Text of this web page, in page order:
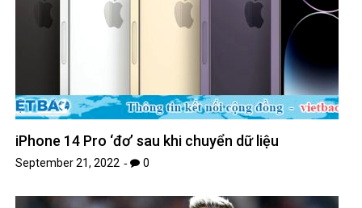
iPhone 14 Pro ‘đơ’ sau khi chuyển dữ liệu
September 21, 2022 0